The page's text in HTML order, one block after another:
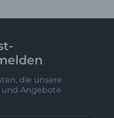
die unsere
Angebote